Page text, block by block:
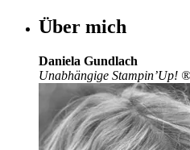
Über mich
Daniela Gundlach
Unabhängige Stampin’Up! ®